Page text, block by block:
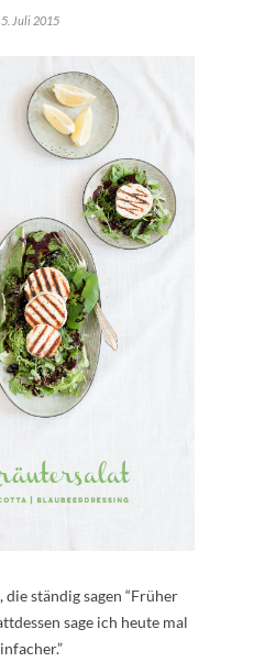
5. Juli 2015
die ständig sagen “Früher
sage ich heute mal